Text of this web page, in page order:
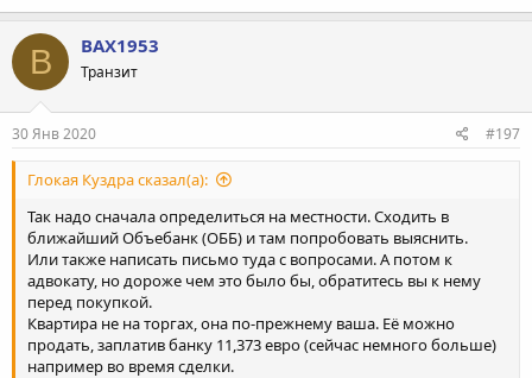
B BAX1953
Транзит
30 Янв 2020 #197
Глокая Куздра сказал(а):
Так надо сначала определиться на местности. Сходить в
ближайший Объебанк (ОББ) и там попробовать выяснить.
Или также написать письмо туда с вопросами. А потом к
адвокату, но дороже чем это было бы, обратитесь вы к нему
перед покупкой.
Квартира не на торгах, она по-прежнему ваша. Её можно
продать, заплатив банку 11,373 евро (сейчас немного больше)
например во время сделки.